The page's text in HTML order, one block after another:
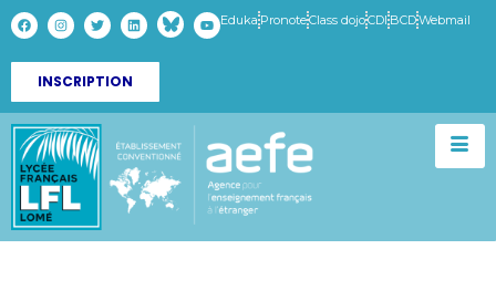
Eduka PronoteClass dojoCDI BCDWebmail
INSCRIPTION